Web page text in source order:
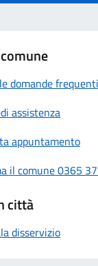
domande frequenti
assistenza
appuntamento
il comune 0365
città
disservizio